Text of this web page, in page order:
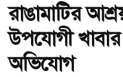
রাঙামাটির
উপযোগী
অভিযোগ